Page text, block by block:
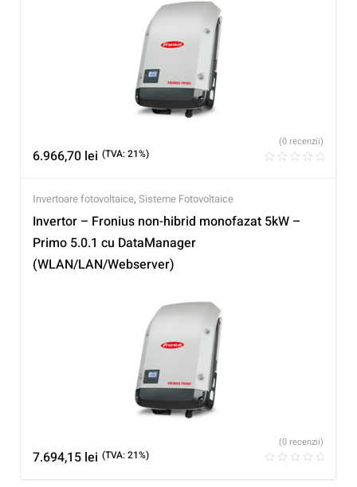
6.966,70 lei (TVA: 21%)
(0 recenzii)
Invertoare fotovoltaice, Sisteme Fotovoltaice
Invertor – Fronius non-hibrid monofazat 5kW –
Primo 5.0.1 cu DataManager
(WLAN/LAN/Webserver)
7.694,15 lei (TVA: 21%)
(0 recenzii)